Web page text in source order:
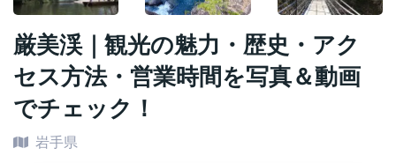
厳美渓｜観光の魅力・歴史・アク
セス方法・営業時間を写真＆動画
でチェック！
岩手県